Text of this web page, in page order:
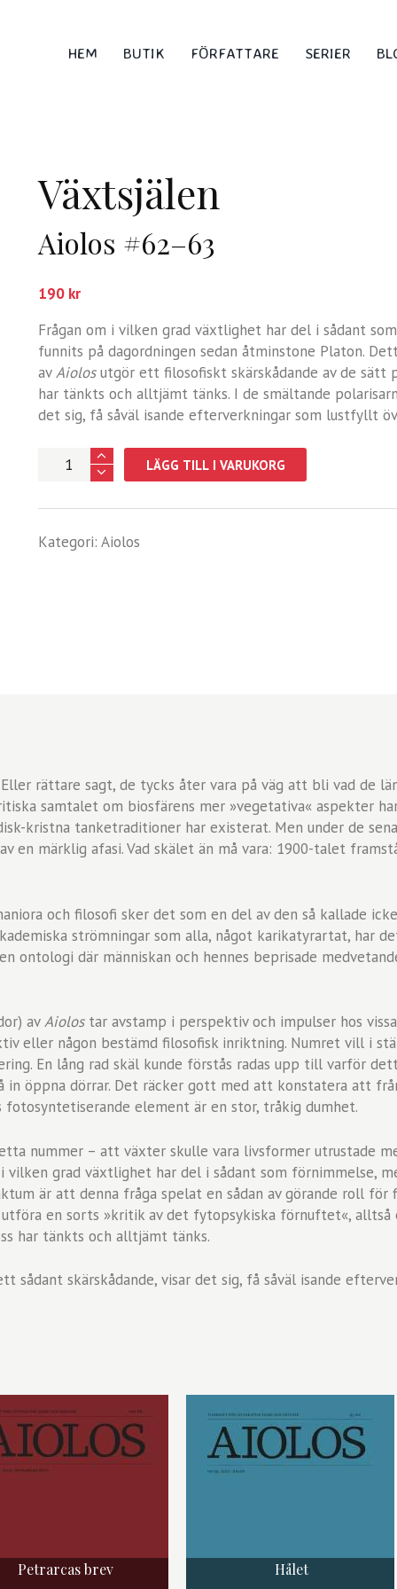
HEM BUTIK FÖRFATTARE SERIER
Växtsjälen
Aiolos #62–63
190 kr
Frågan om i vilken grad växtlighet har del i sådant
funnits på dagordningen sedan åtminstone Platon.
avAiolosutgör ett filosofiskt skärskådande av de sätt
har tänkts och alltjämt tänks. I de smältande
det sig, få såväl isande efterverkningar som lustfyllt
Växtsjälen
LÄGG TILL I VARUKORG
Kategori: Aiolos
rättare sagt, de tycks åter vara på väg att bli vad de
samtalet om biosfärens mer »vegetativa« aspekter
kristna tanketraditioner har existerat. Men under de
en märklig afasi. Vad skälet än må vara: 1900-talet
och filosofi sker det som en del av den så kallade
strömningar som alla, något karikatyrartat, har
ontologi där människan och hennes beprisade
avAiolostar avstamp i perspektiv och impulser hos
eller någon bestämd filosofisk inriktning. Numret vill i
En lång rad skäl kunde förstås radas upp till varför
öppna dörrar. Det räcker gott med att konstatera att
element är en stor, tråkig dumhet.
nummer – att växter skulle vara livsformer utrustade
vilken grad växtlighet har del i sådant som förnimmelse,
är att denna fråga spelat en sådan av görande roll
en sorts »kritik av det fytopsykiska förnuftet«, alltså
har tänkts och alltjämt tänks.
sådant skärskådande, visar det sig, få såväl isande
Petrarcas brev Hålet